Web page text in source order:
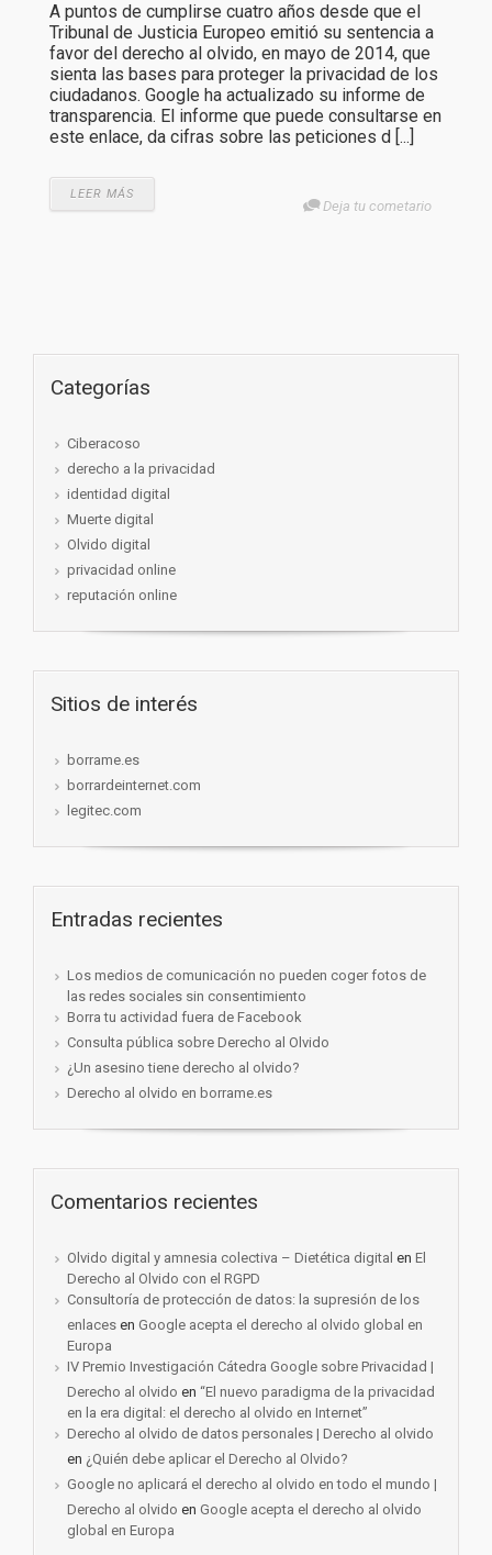
A puntos de cumplirse cuatro años desde que el
Tribunal de Justicia Europeo emitió su sentencia a
favor del derecho al olvido, en mayo de 2014, que
sienta las bases para proteger la privacidad de los
ciudadanos. Google ha actualizado su informe de
transparencia. El informe que puede consultarse en
este enlace, da cifras sobre las peticiones d [...]
LEER MÁS
Deja tu cometario
Categorías
Ciberacoso
derecho a la privacidad
identidad digital
Muerte digital
Olvido digital
privacidad online
reputación online
Sitios de interés
borrame.es
borrardeinternet.com
legitec.com
Entradas recientes
Los medios de comunicación no pueden coger fotos de
las redes sociales sin consentimiento
Borra tu actividad fuera de Facebook
Consulta pública sobre Derecho al Olvido
¿Un asesino tiene derecho al olvido?
Derecho al olvido en borrame.es
Comentarios recientes
Olvido digital y amnesia colectiva – Dietética digital en El
Derecho al Olvido con el RGPD
Consultoría de protección de datos: la supresión de los
enlaces en Google acepta el derecho al olvido global en
Europa
IV Premio Investigación Cátedra Google sobre Privacidad |
Derecho al olvido en “El nuevo paradigma de la privacidad
en la era digital: el derecho al olvido en Internet”
Derecho al olvido de datos personales | Derecho al olvido
en ¿Quién debe aplicar el Derecho al Olvido?
Google no aplicará el derecho al olvido en todo el mundo |
Derecho al olvido en Google acepta el derecho al olvido
global en Europa